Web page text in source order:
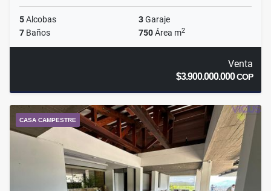
5Alcobas 3Garaje
7 Baños 750Área m2
Venta
$3.900.000.000COP
CASA CAMPESTRE